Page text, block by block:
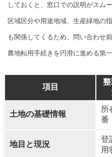
しておくと、窓口での説明がスム
区域区分や用途地域、生産緑地の
も関係してくるため、問い合わせ
農地転用手続きを円滑に進める第
項目
土地の基礎情報
所
番
地目と現況
登
用